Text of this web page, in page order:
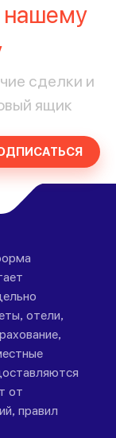
нашему
сделки и
ящик
отели,
от
правил